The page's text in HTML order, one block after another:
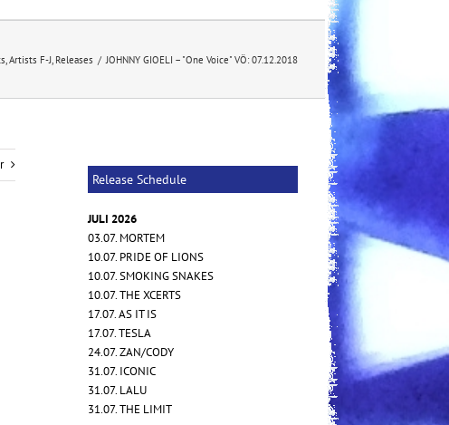
Artists F-J Releases / JOHNNY GIOELI – "One Voice" VÖ: 07.12.2018
Release Schedule
JULI 2026
03.07. MORTEM
10.07. PRIDE OF LIONS
10.07. SMOKING SNAKES
10.07. THE XCERTS
17.07. AS IT IS
17.07. TESLA
24.07. ZAN/CODY
31.07. ICONIC
31.07. LALU
31.07. THE LIMIT